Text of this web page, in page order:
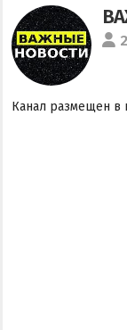
Канал размещен в